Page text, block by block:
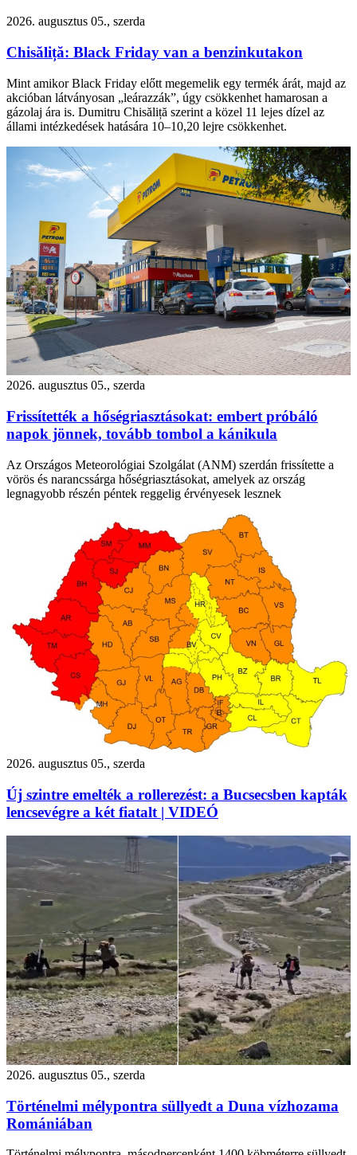
2026. augusztus 05., szerda
Chisăliță: Black Friday van a benzinkutakon
Mint amikor Black Friday előtt megemelik egy termék árát, majd az
akcióban látványosan „leárazzák”, úgy csökkenhet hamarosan a
gázolaj ára is. Dumitru Chisăliță szerint a közel 11 lejes dízel az
állami intézkedések hatására 10–10,20 lejre csökkenhet.
2026. augusztus 05., szerda
Frissítették a hőségriasztásokat: embert próbáló
napok jönnek, tovább tombol a kánikula
Az Országos Meteorológiai Szolgálat (ANM) szerdán frissítette a
vörös és narancssárga hőségriasztásokat, amelyek az ország
legnagyobb részén péntek reggelig érvényesek lesznek
2026. augusztus 05., szerda
Új szintre emelték a rollerezést: a Bucsecsben kapták
lencsevégre a két fiatalt | VIDEÓ
2026. augusztus 05., szerda
Történelmi mélypontra süllyedt a Duna vízhozama
Romániában